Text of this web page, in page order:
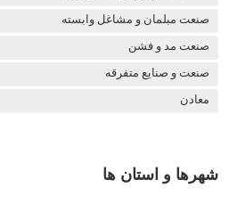
صنعت مبلمان و مشاغل وابسته
صنعت مد و فشن
صنعت و صنایع متفرقه
معادن
شهرها و استان ها